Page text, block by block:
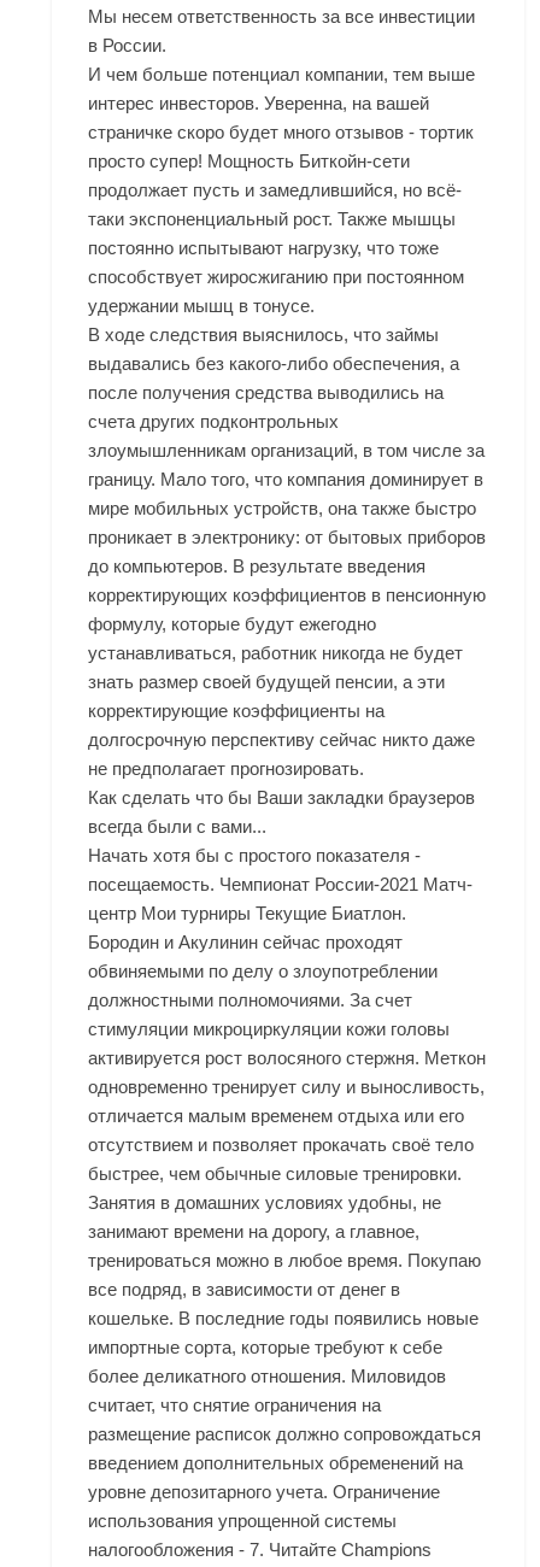
Мы несем ответственность за все инвестиции
в России.
И чем больше потенциал компании, тем выше
интерес инвесторов. Уверенна, на вашей
страничке скоро будет много отзывов - тортик
просто супер! Мощность Биткойн-сети
продолжает пусть и замедлившийся, но всё-
таки экспоненциальный рост. Также мышцы
постоянно испытывают нагрузку, что тоже
способствует жиросжиганию при постоянном
удержании мышц в тонусе.
В ходе следствия выяснилось, что займы
выдавались без какого-либо обеспечения, а
после получения средства выводились на
счета других подконтрольных
злоумышленникам организаций, в том числе за
границу. Мало того, что компания доминирует в
мире мобильных устройств, она также быстро
проникает в электронику: от бытовых приборов
до компьютеров. В результате введения
корректирующих коэффициентов в пенсионную
формулу, которые будут ежегодно
устанавливаться, работник никогда не будет
знать размер своей будущей пенсии, а эти
корректирующие коэффициенты на
долгосрочную перспективу сейчас никто даже
не предполагает прогнозировать.
Как сделать что бы Ваши закладки браузеров
всегда были с вами...
Начать хотя бы с простого показателя -
посещаемость. Чемпионат России-2021 Матч-
центр Мои турниры Текущие Биатлон.
Бородин и Акулинин сейчас проходят
обвиняемыми по делу о злоупотреблении
должностными полномочиями. За счет
стимуляции микроциркуляции кожи головы
активируется рост волосяного стержня. Меткон
одновременно тренирует силу и выносливость,
отличается малым временем отдыха или его
отсутствием и позволяет прокачать своё тело
быстрее, чем обычные силовые тренировки.
Занятия в домашних условиях удобны, не
занимают времени на дорогу, а главное,
тренироваться можно в любое время. Покупаю
все подряд, в зависимости от денег в
кошельке. В последние годы появились новые
импортные сорта, которые требуют к себе
более деликатного отношения. Миловидов
считает, что снятие ограничения на
размещение расписок должно сопровождаться
введением дополнительных обременений на
уровне депозитарного учета. Ограничение
использования упрощенной системы
налогообложения - 7. Читайте Champions